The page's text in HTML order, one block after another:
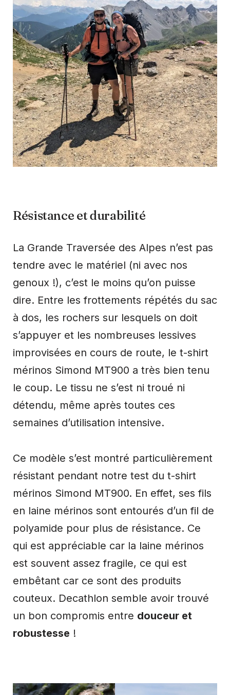
Résistance et durabilité
La Grande Traversée des Alpes n’est pas
tendre avec le matériel (ni avec nos
genoux !), c’est le moins qu’on puisse
dire. Entre les frottements répétés du sac
à dos, les rochers sur lesquels on doit
s’appuyer et les nombreuses lessives
improvisées en cours de route, le t-shirt
mérinos Simond MT900 a très bien tenu
le coup. Le tissu ne s’est ni troué ni
détendu, même après toutes ces
semaines d’utilisation intensive.
Ce modèle s’est montré particulièrement
résistant pendant notre test du t-shirt
mérinos Simond MT900. En effet, ses fils
en laine mérinos sont entourés d’un fil de
polyamide pour plus de résistance. Ce
qui est appréciable car la laine mérinos
est souvent assez fragile, ce qui est
embêtant car ce sont des produits
couteux. Decathlon semble avoir trouvé
un bon compromis entre douceur et
robustesse !